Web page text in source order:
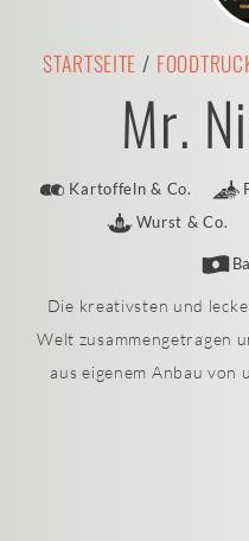
STARTSEITE /
Mr.
Kartoffeln & Co.
Wurst & Co.
Die kreativsten und
Welt zusammengetragen
aus eigenem Anbau